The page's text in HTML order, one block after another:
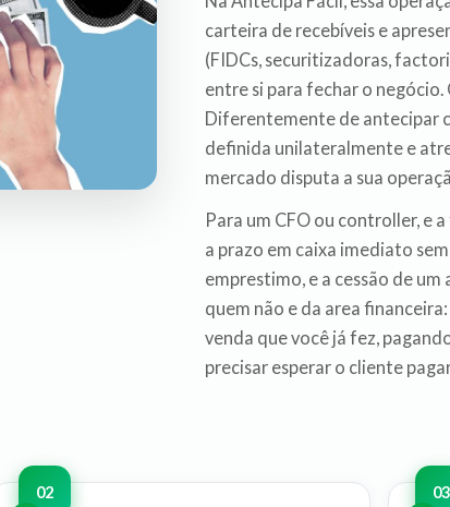
carteira de recebíveis e
(FIDCs, securitizadoras,
entre si para fechar o negócio.
Diferentemente de antecipar
definida unilateralmente e
mercado disputa a sua
Para um CFO ou controller, e
a prazo em caixa imediato
emprestimo, e a cessão de um
quem não e da area
venda que você já fez,
precisar esperar o cliente